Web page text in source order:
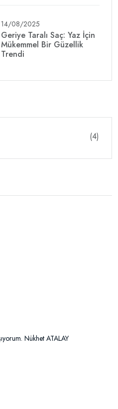
14/08/2025
Geriye Taralı Saç: Yaz İçin
Mükemmel Bir Güzellik
Trendi
(4)
Nükhet ATALAY